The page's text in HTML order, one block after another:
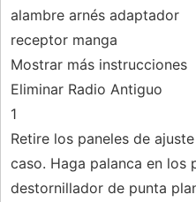
alambre arnés adaptador
receptor manga
Mostrar más instrucciones
Eliminar Radio Antiguo
1
Retire los paneles de
caso. Haga palanca en los
destornillador de punta